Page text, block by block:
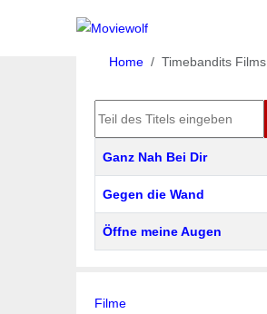
Home Timebandits Films
Titel
Ganz Nah Bei Dir
Gegen die Wand
Öffne meine Augen
Filme